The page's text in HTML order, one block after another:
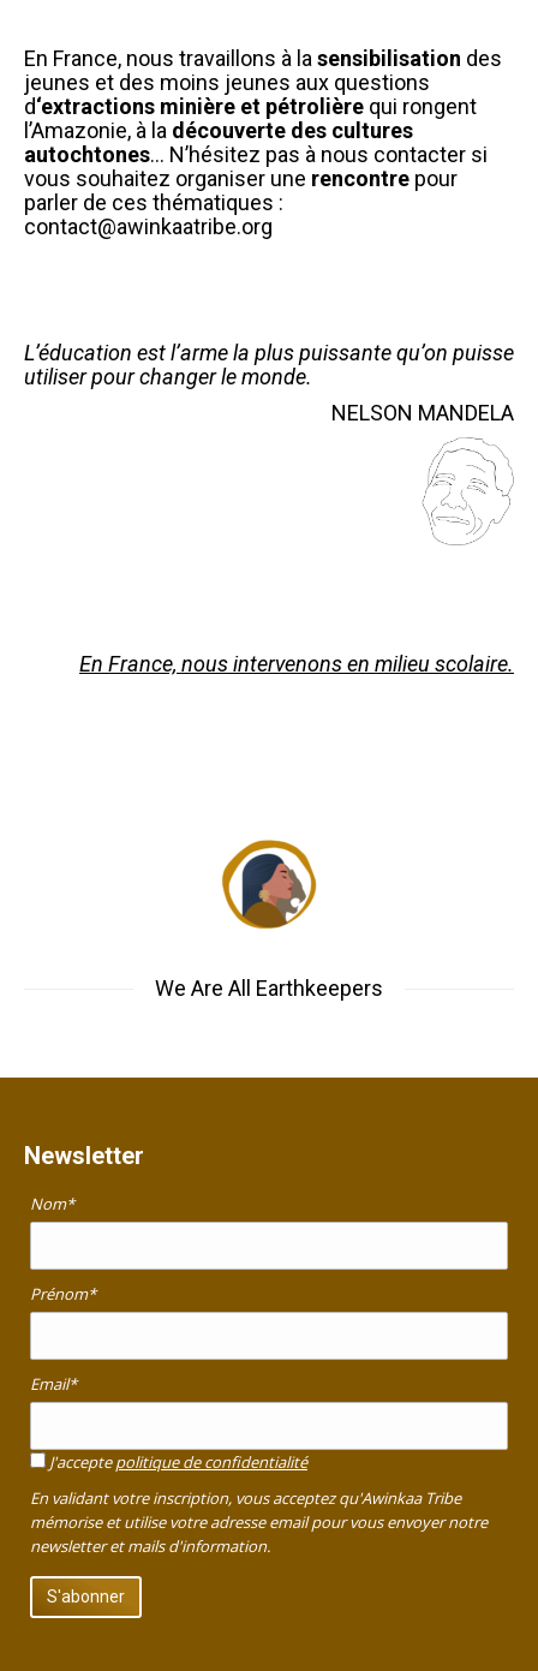
En France, nous travaillons à la sensibilisation des
jeunes et des moins jeunes aux questions
d‘extractions minière et pétrolière qui rongent
l’Amazonie, à la découverte des cultures
autochtones… N’hésitez pas à nous contacter si
vous souhaitez organiser une rencontre pour
parler de ces thématiques :
contact@awinkaatribe.org
L’éducation est l’arme la plus puissante qu’on puisse
utiliser pour changer le monde.
NELSON MANDELA
En France, nous intervenons en milieu scolaire.
We Are All Earthkeepers
Newsletter
Nom*
Prénom*
Email*
J'acceptepolitique de confidentialité
En validant votre inscription, vous acceptez qu'Awinkaa Tribe
mémorise et utilise votre adresse email pour vous envoyer notre
newsletter et mails d'information.